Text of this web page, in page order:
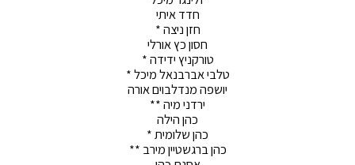
חדד איתי
חזן ניצה *
חסון כץ אורלי
טורקניץ ידידה *
טלבי אברבנאל מיכל *
יושפה מנדלבוים אורה
ירדני מיה **
כהן הילה
כהן שלומית *
כהן ברגשטיין מירב **